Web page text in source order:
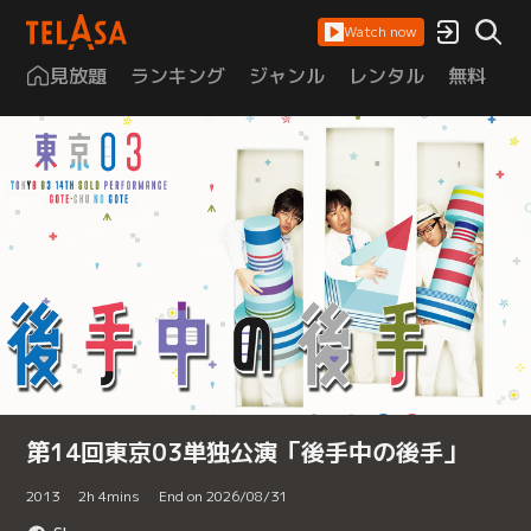
Watch now
見放題 ランキング ジャンル レンタル 無料
第14回東京03単独公演「後手中の後手」
2013 2h 4mins End on 2026/08/31